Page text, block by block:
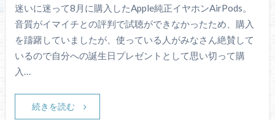
迷いに迷って8月に購入したApple純正イヤホンAirPods。
音質がイマイチとの評判で試聴ができなかったため、購入
を躊躇していましたが、使っている人がみなさん絶賛して
いるので自分への誕生日プレゼントとして思い切って購
入…
続きを読む